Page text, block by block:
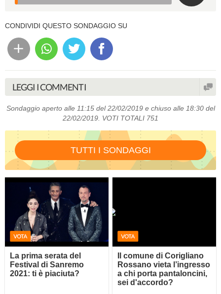
CONDIVIDI QUESTO SONDAGGIO SU
LEGGI I COMMENTI
Sondaggio aperto alle 11:15 del 22/02/2019 e chiuso alle 18:30 del
22/02/2019. VOTI TOTALI 751
TUTTI I SONDAGGI
La prima serata del
Festival di Sanremo
2021: ti è piaciuta?
Il comune di Corigliano
Rossano vieta l’ingresso
a chi porta pantaloncini,
sei d'accordo?